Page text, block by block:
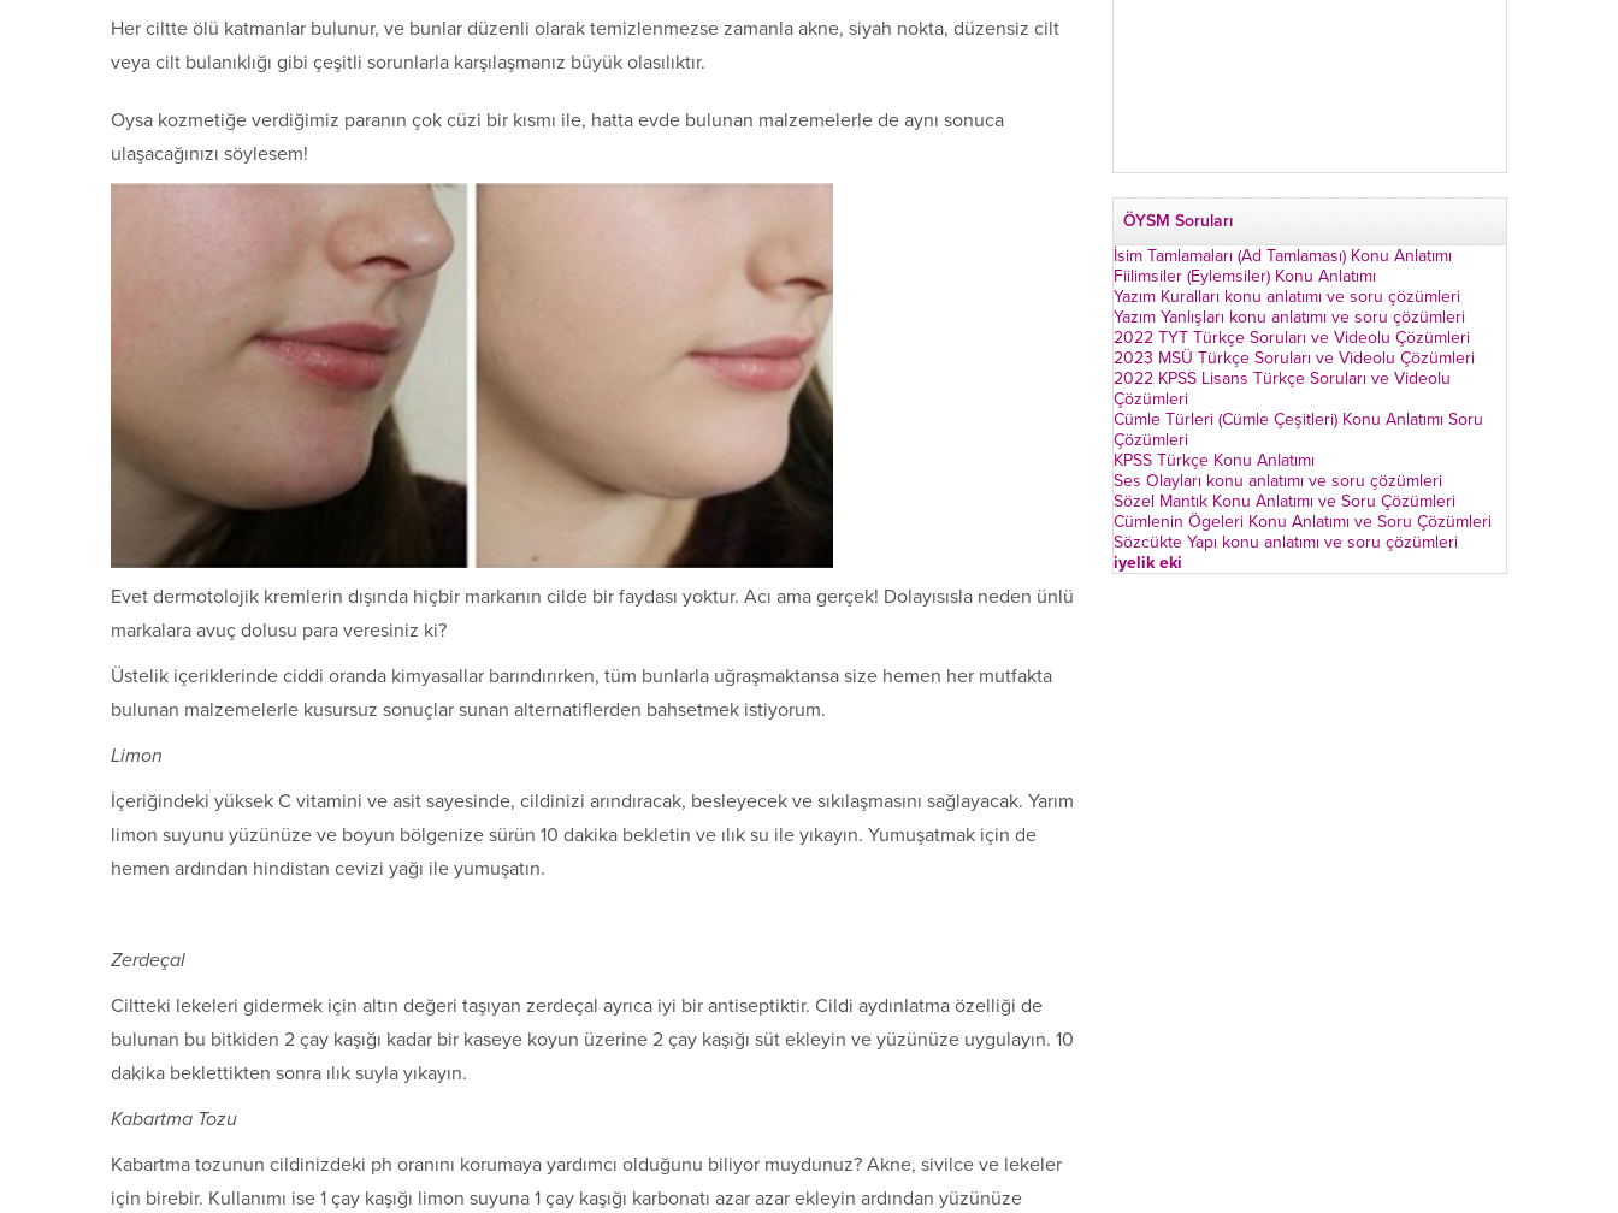
Her ciltte ölü katmanlar bulunur, ve bunlar düzenli olarak temizlenmezse zamanla akne, siyah nokta, düzensiz cilt
veya cilt bulanıklığı gibi çeşitli sorunlarla karşılaşmanız büyük olasılıktır.
Oysa kozmetiğe verdiğimiz paranın çok cüzi bir kısmı ile, hatta evde bulunan malzemelerle de aynı sonuca
ulaşacağınızı söylesem!
Evet dermotolojik kremlerin dışında hiçbir markanın cilde bir faydası yoktur. Acı ama gerçek! Dolayısısla neden ünlü
markalara avuç dolusu para veresiniz ki?
Üstelik içeriklerinde ciddi oranda kimyasallar barındırırken, tüm bunlarla uğraşmaktansa size hemen her mutfakta
bulunan malzemelerle kusursuz sonuçlar sunan alternatiflerden bahsetmek istiyorum.
Limon
İçeriğindeki yüksek C vitamini ve asit sayesinde, cildinizi arındıracak, besleyecek ve sıkılaşmasını sağlayacak. Yarım
limon suyunu yüzünüze ve boyun bölgenize sürün 10 dakika bekletin ve ılık su ile yıkayın. Yumuşatmak için de
hemen ardından hindistan cevizi yağı ile yumuşatın.
Zerdeçal
Ciltteki lekeleri gidermek için altın değeri taşıyan zerdeçal ayrıca iyi bir antiseptiktir. Cildi aydınlatma özelliği de
bulunan bu bitkiden 2 çay kaşığı kadar bir kaseye koyun üzerine 2 çay kaşığı süt ekleyin ve yüzünüze uygulayın. 10
dakika beklettikten sonra ılık suyla yıkayın.
Kabartma Tozu
Kabartma tozunun cildinizdeki ph oranını korumaya yardımcı olduğunu biliyor muydunuz? Akne, sivilce ve lekeler
için birebir. Kullanımı ise 1 çay kaşığı limon suyuna 1 çay kaşığı karbonatı azar azar ekleyin ardından yüzünüze
ÖYSM Soruları
İsim Tamlamaları (Ad Tamlaması) Konu Anlatımı
Fiilimsiler (Eylemsiler) Konu Anlatımı
Yazım Kuralları konu anlatımı ve soru çözümleri
Yazım Yanlışları konu anlatımı ve soru çözümleri
2022 TYT Türkçe Soruları ve Videolu Çözümleri
2023 MSÜ Türkçe Soruları ve Videolu Çözümleri
2022 KPSS Lisans Türkçe Soruları ve Videolu
Çözümleri
Cümle Türleri (Cümle Çeşitleri) Konu Anlatımı Soru
Çözümleri
KPSS Türkçe Konu Anlatımı
Ses Olayları konu anlatımı ve soru çözümleri
Sözel Mantık Konu Anlatımı ve Soru Çözümleri
Cümlenin Ögeleri Konu Anlatımı ve Soru Çözümleri
Sözcükte Yapı konu anlatımı ve soru çözümleri
iyelik eki